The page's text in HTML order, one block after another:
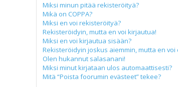
Miksi minun pitää rekisteröityä?
Mikä on COPPA?
Miksi en voi rekisteröityä?
Rekisteröidyin, mutta en voi kirjautua!
Miksi en voi kirjautua sisään?
Rekisteröidyin joskus aiemmin, mutta en
Olen hukannut salasanani!
Miksi minut kirjataan ulos automaattisesti?
Mitä “Poista foorumin evästeet” tekee?